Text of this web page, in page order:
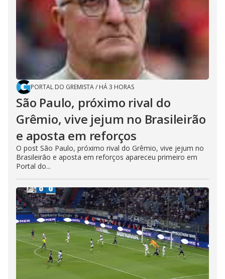
PORTAL DO GREMISTA/ HÁ 3 HORAS
São Paulo, próximo rival do
Grêmio, vive jejum no Brasileirão
e aposta em reforços
O post São Paulo, próximo rival do Grêmio, vive jejum no
Brasileirão e aposta em reforços apareceu primeiro em
Portal do...